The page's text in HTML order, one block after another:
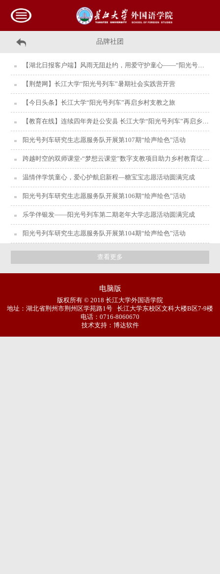
品牌社团
【湖北日报客户端】风雨无阻赴约，用爱守护童心——“阳光号列车”志愿者冒雨护航七彩假期课堂
【荆楚网】长江大学“阳光号列车”暑期社会实践营开营
【今日头条】长江大学“阳光号列车”再启乡村支教之旅
【教育在线】连续四年奔赴公安县 长江大学“阳光号列车”再启乡村支教之旅
阳光号列车研究生志愿服务队开展第107期“绘声绘色”活动
跨越时空的双师课堂-“梦想云课堂”数字支教项目助力乡村教育绽放新光彩
温情伴学筑童心，爱心护航启新程—糖宝宝志愿活动圆满完成
阳光号列车研究生志愿服务队开展第106期“绘声绘色”活动
乐学伴银发——阳光号列车第二期老年大学志愿活动圆满完成
阳光号列车研究生志愿服务队开展第104期“绘声绘色”活动
查看更多
电脑版
版权所有 © 2018 长江大学外国语学院
地址：湖北省荆州市荆州区学苑路1号 长江大学东校区文科大楼B区7-9楼
电话：0716-8060670
技术支持：博达软件